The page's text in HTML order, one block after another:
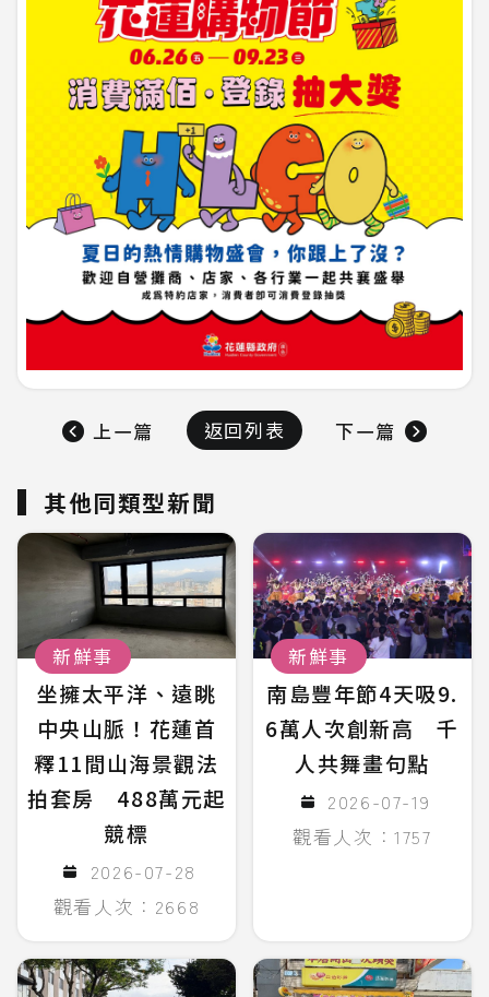
上一篇 返回列表 下一篇
其他同類型新聞
新鮮事
坐擁太平洋、遠眺
中央山脈！花蓮首
釋11間山海景觀法
拍套房 488萬元起
競標
2026-07-28
觀看人次：2668
新鮮事
南島豐年節4天吸9.
6萬人次創新高 千
人共舞畫句點
2026-07-19
觀看人次：1757